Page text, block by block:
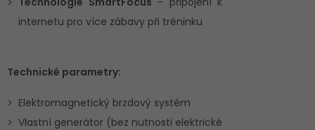
internetu pro více zábavy při tréninku
Technické parametry:
Elektromagnetický brzdový systém
Vlastní generátor (bez nutnosti elektrické